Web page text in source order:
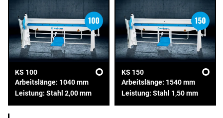
KS 100
Arbeitslänge: 1040 mm
Leistung: Stahl 2,00 mm
KS 150
Arbeitslänge: 1540 mm
Leistung: Stahl 1,50 mm